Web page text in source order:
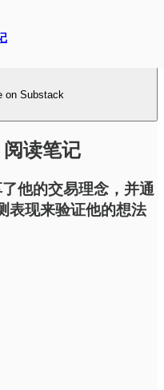
on Substack
阅读笔记
他的交易理念，并通
表现来验证他的想法